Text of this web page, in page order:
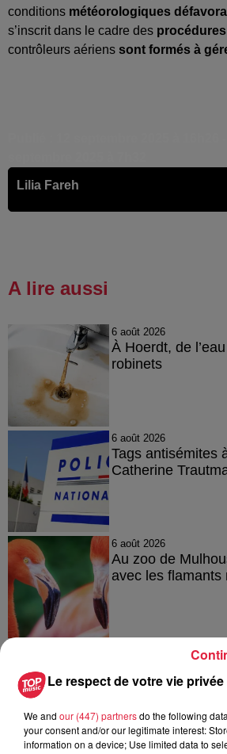
conditions météorologiques
s’inscrit dans le cadre des
contrôleurs aériens sont formés à
Lilia Fareh
A lire aussi
6 août 2026
À Hoerdt, de
robinets
6 août 2026
Tags antisémites
Catherine
6 août 2026
Au zoo de
avec les flamants
À découvrir également
Le respect de votre vie
We and our (447) partnersdo the following
your consent and/or our legitimate interest:
information on a device; Use limited data to